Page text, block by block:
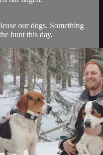
our dogs. Something
hunt this day.